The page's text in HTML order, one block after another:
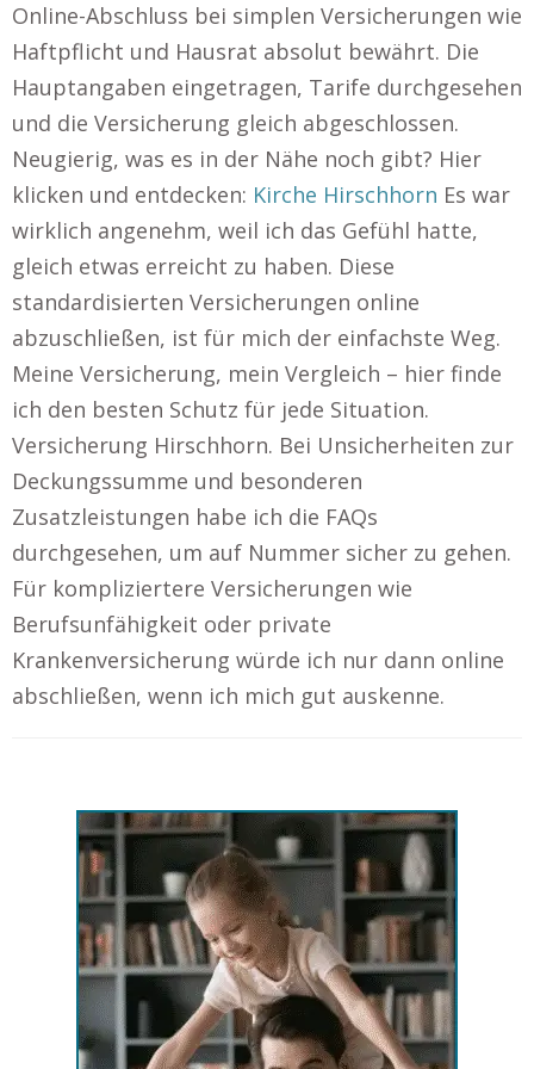
Online-Abschluss bei simplen Versicherungen wie
Haftpflicht und Hausrat absolut bewährt. Die
Hauptangaben eingetragen, Tarife durchgesehen
und die Versicherung gleich abgeschlossen.
Neugierig, was es in der Nähe noch gibt? Hier
klicken und entdecken: Kirche Hirschhorn Es war
wirklich angenehm, weil ich das Gefühl hatte,
gleich etwas erreicht zu haben. Diese
standardisierten Versicherungen online
abzuschließen, ist für mich der einfachste Weg.
Meine Versicherung, mein Vergleich – hier finde
ich den besten Schutz für jede Situation.
Versicherung Hirschhorn. Bei Unsicherheiten zur
Deckungssumme und besonderen
Zusatzleistungen habe ich die FAQs
durchgesehen, um auf Nummer sicher zu gehen.
Für kompliziertere Versicherungen wie
Berufsunfähigkeit oder private
Krankenversicherung würde ich nur dann online
abschließen, wenn ich mich gut auskenne.